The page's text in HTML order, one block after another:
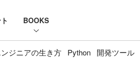
BOOKS
ジニアの生き方 Python 開発ツール